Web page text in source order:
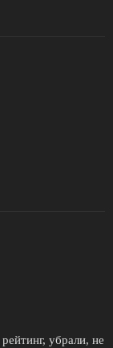
убрали, не